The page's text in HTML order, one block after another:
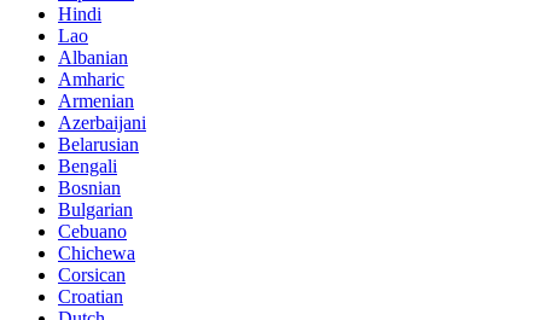
Hindi
Lao
Albanian
Amharic
Armenian
Azerbaijani
Belarusian
Bengali
Bosnian
Bulgarian
Cebuano
Chichewa
Corsican
Croatian